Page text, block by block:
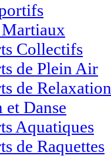
Collectifs
de Plein Air
de Relaxation
et Danse
Aquatiques
de Raquettes